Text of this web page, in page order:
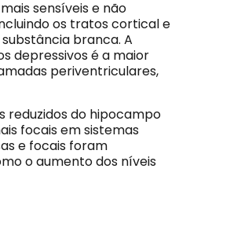
sensíveis e não
os tratos cortical e
branca. A
depressivos é a maior
periventriculares,
reduzidos do hipocampo
focais em sistemas
e focais foram
o aumento dos níveis